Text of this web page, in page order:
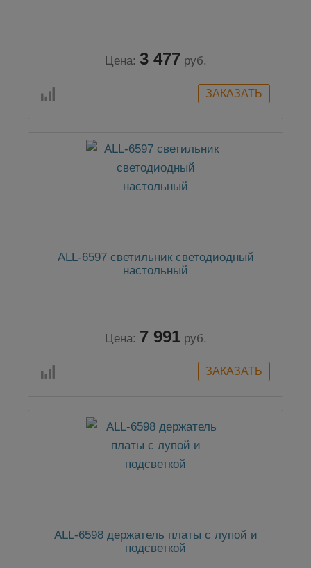
Цена: 3 477 руб.
ALL-6597 светильник светодиодный
настольный
Цена: 7 991 руб.
ALL-6598 держатель платы с лупой и
подсветкой